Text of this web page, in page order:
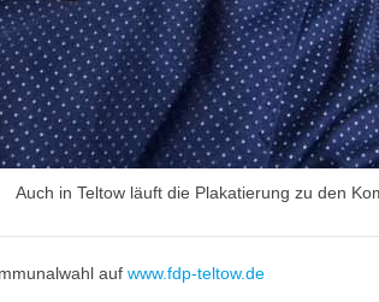
Auch in Teltow läuft die Plakatierung zu den
auf www.fdp-teltow.de